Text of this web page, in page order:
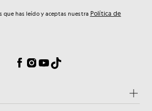
has leído y aceptas nuestra Política de
Facebook
Instagram
YouTube
TikTok